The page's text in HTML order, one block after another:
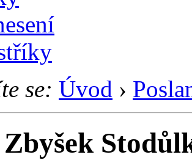
se: Úvod ›